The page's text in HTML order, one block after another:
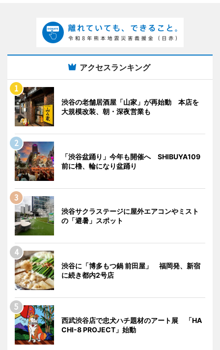
アクセスランキング
渋谷の老舗居酒屋「山家」が再始動 本店を
大規模改装、朝・深夜営業も
「渋谷盆踊り」今年も開催へ SHIBUYA109
前に櫓、輪になり盆踊り
渋谷サクラステージに屋外エアコンやミスト
の「避暑」スポット
渋谷に「博多もつ鍋 前田屋」 福岡発、新宿
に続き都内2号店
西武渋谷店で忠犬ハチ題材のアート展 「HA
CHI-8 PROJECT」始動